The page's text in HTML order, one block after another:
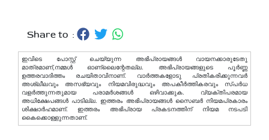
Share to :
ഇവിടെ പോസ്റ്റ് ചെയ്യുന്ന അഭിപ്രായങ്ങള്‍ വായനക്കാരുടേതു
മാത്രമാണ്,നമ്മൾ ഓണ്ലൈന്റേതല്ല. അഭിപ്രായങ്ങളുടെ പൂർണ്ണ
ഉത്തരവാദിത്തം രചയിതാവിനാണ്. വാര്‍ത്തകളോടു പ്രതികരിക്കുന്നവര്‍
അശ്ലീലവും അസഭ്യവും നിയമവിരുദ്ധവും അപകീര്‍ത്തികരവും സ്പര്‍ധ
വളര്‍ത്തുന്നതുമായ പരാമര്‍ശങ്ങള്‍ ഒഴിവാക്കുക. വ്യക്തിപരമായ
അധിക്ഷേപങ്ങള്‍ പാടില്ല. ഇത്തരം അഭിപ്രായങ്ങള്‍ സൈബര്‍ നിയമപ്രകാരം
ശിക്ഷാര്‍ഹമാണ്. ഇത്തരം അഭിപ്രായ പ്രകടനത്തിന് നിയമ നടപടി
കൈക്കൊള്ളുന്നതാണ്.